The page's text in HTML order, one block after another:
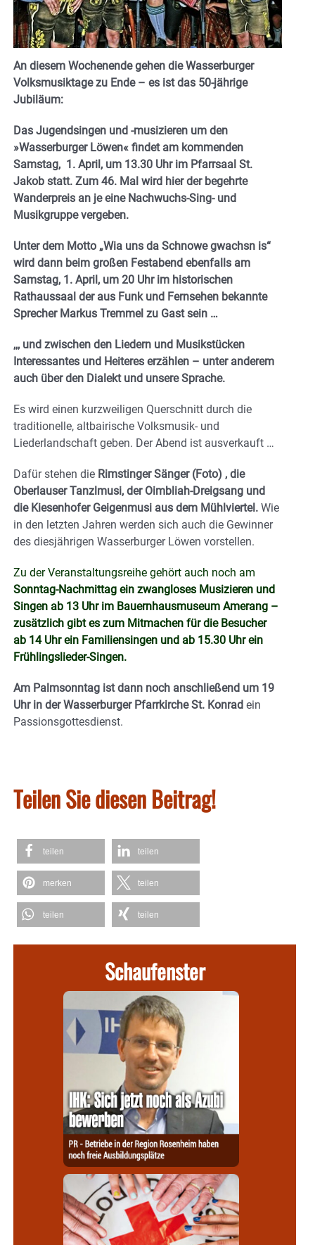
An diesem Wochenende gehen die Wasserburger
Volksmusiktage zu Ende – es ist das 50-jährige
Jubiläum:
Das Jugendsingen und -musizieren um den
»Wasserburger Löwen« findet am kommenden
Samstag, 1. April, um 13.30 Uhr im Pfarrsaal St.
Jakob statt. Zum 46. Mal wird hier der begehrte
Wanderpreis an je eine Nachwuchs-Sing- und
Musikgruppe vergeben.
Unter dem Motto „Wia uns da Schnowe gwachsn is“
wird dann beim großen Festabend ebenfalls am
Samstag, 1. April, um 20 Uhr im historischen
Rathaussaal der aus Funk und Fernsehen bekannte
Sprecher Markus Tremmel zu Gast sein …
,,, und zwischen den Liedern und Musikstücken
Interessantes und Heiteres erzählen – unter anderem
auch über den Dialekt und unsere Sprache.
Es wird einen kurzweiligen Querschnitt durch die
traditionelle, altbairische Volksmusik- und
Liederlandschaft geben. Der Abend ist ausverkauft …
Dafür stehen die Rimstinger Sänger (Foto) , die
Oberlauser Tanzlmusi, der Oimbliah-Dreigsang und
die Kiesenhofer Geigenmusi aus dem Mühlviertel. Wie
in den letzten Jahren werden sich auch die Gewinner
des diesjährigen Wasserburger Löwen vorstellen.
Zu der Veranstaltungsreihe gehört auch noch am
Sonntag-Nachmittag ein zwangloses Musizieren und
Singen ab 13 Uhr im Bauernhausmuseum Amerang –
zusätzlich gibt es zum Mitmachen für die Besucher
ab 14 Uhr ein Familiensingen und ab 15.30 Uhr ein
Frühlingslieder-Singen.
Am Palmsonntag ist dann noch anschließend um 19
Uhr in der Wasserburger Pfarrkirche St. Konrad ein
Passionsgottesdienst.
Teilen Sie diesen Beitrag!
teilen teilen
merken teilen
teilen teilen
Schaufenster